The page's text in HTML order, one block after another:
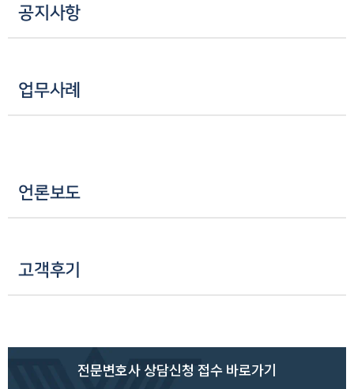
공지사항
업무사례
언론보도
고객후기
전문변호사 상담신청 접수 바로가기